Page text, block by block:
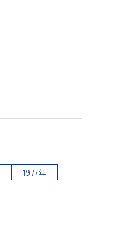
1977年